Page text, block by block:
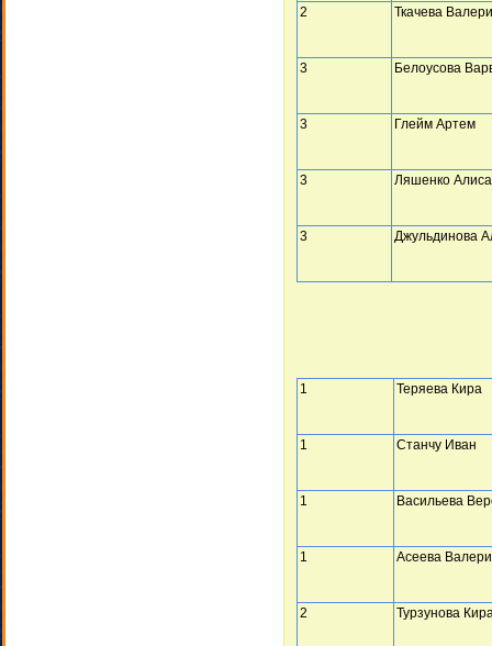
2 Ткачева
3 Белоусова
3 Глейм Артем
3 Ляшенко Алиса
3 Джульдинова
1 Теряева Кира
1 Станчу Иван
1 Васильева
1 Асеева
2 Турзунова